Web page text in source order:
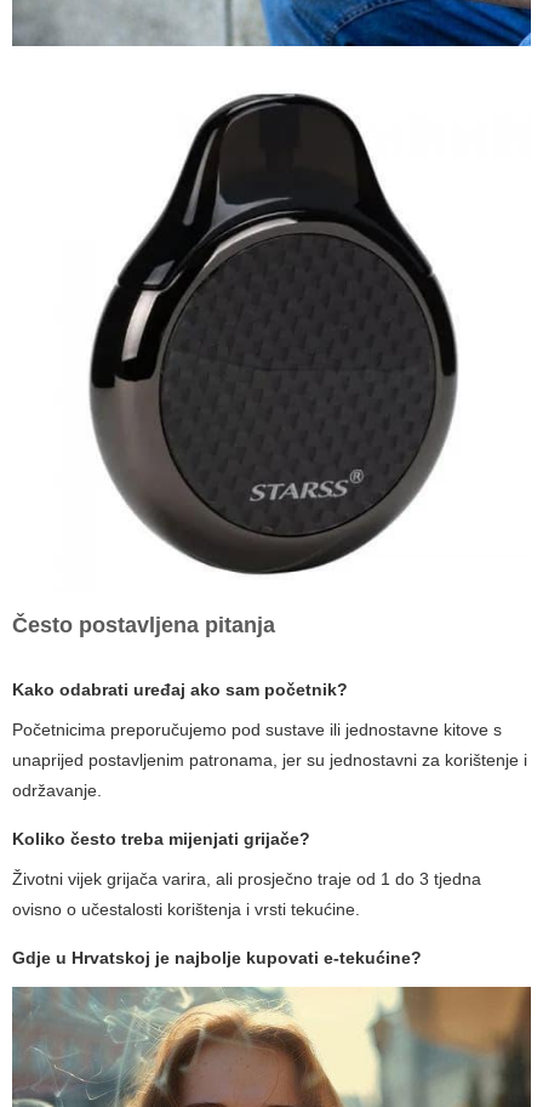
Često postavljena pitanja
Kako odabrati uređaj ako sam početnik?
Početnicima preporučujemo pod sustave ili jednostavne kitove s
unaprijed postavljenim patronama, jer su jednostavni za korištenje i
održavanje.
Koliko često treba mijenjati grijače?
Životni vijek grijača varira, ali prosječno traje od 1 do 3 tjedna
ovisno o učestalosti korištenja i vrsti tekućine.
Gdje u Hrvatskoj je najbolje kupovati e-tekućine?